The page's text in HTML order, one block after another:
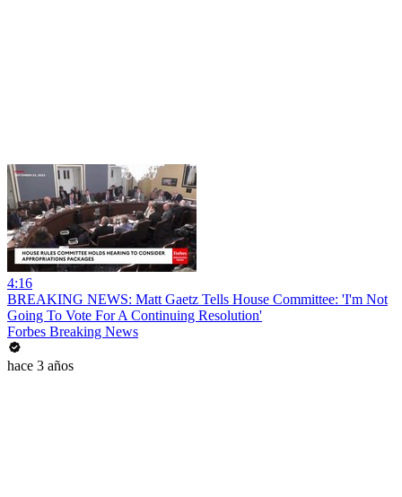
4:16
BREAKING NEWS: Matt Gaetz Tells House Committee: 'I'm Not
Going To Vote For A Continuing Resolution'
Forbes Breaking News
hace 3 años